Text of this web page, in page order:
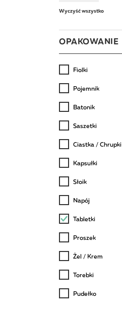
Wyczyść wszystko
OPAKOWANIE
Fiolki
Pojemnik
Batonik
Saszetki
Ciastka / Chrupki
Kapsułki
Słoik
Napój
Tabletki
Proszek
Żel / Krem
Torebki
Pudełko